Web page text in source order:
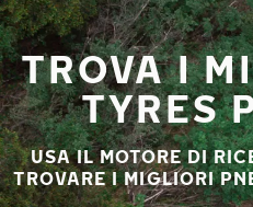
TROVA I
TYRES
USA IL MOTORE DI
TROVARE I MIGLIORI